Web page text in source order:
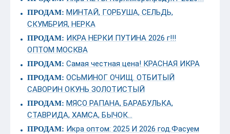
ПРОДАМ: МИНТАЙ, ГОРБУША, СЕЛЬДЬ,
СКУМБРИЯ, НЕРКА
ПРОДАМ: ИКРА НЕРКИ ПУТИНА 2026 г!!!
ОПТОМ МОСКВА
ПРОДАМ: Самая честная цена! КРАСНАЯ ИКРА
ПРОДАМ: ОСЬМИНОГ ОЧИЩ. ОТБИТЫЙ
САВОРИН ОКУНЬ ЗОЛОТИСТЫЙ
ПРОДАМ: МЯСО РАПАНА, БАРАБУЛЬКА,
СТАВРИДА, ХАМСА, БЫЧОК...
ПРОДАМ: Икра оптом: 2025 И 2026 год.Фасуем